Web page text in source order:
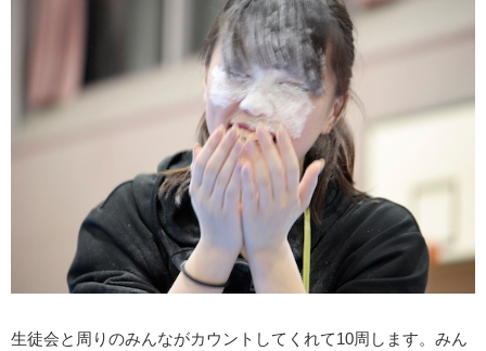
生徒会と周りのみんながカウントしてくれて10周します。みん